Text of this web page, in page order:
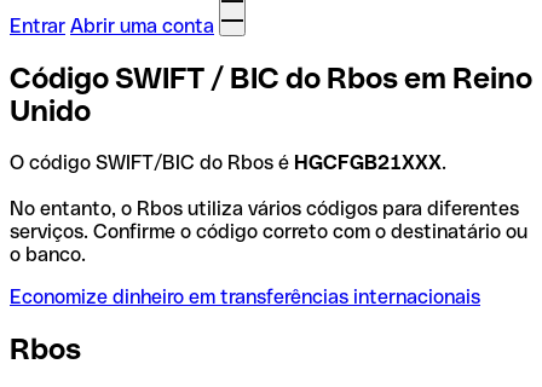
Entrar Abrir uma conta
Código SWIFT / BIC do Rbos em Reino
Unido
O código SWIFT/BIC do Rbos é HGCFGB21XXX.
No entanto, o Rbos utiliza vários códigos para diferentes
serviços. Confirme o código correto com o destinatário ou
o banco.
Economize dinheiro em transferências internacionais
Rbos